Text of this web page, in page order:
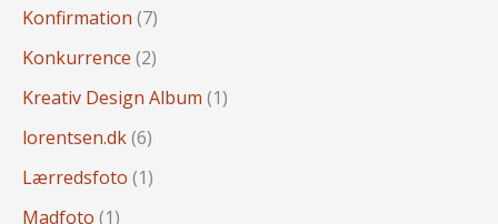
Konfirmation (7)
Konkurrence (2)
Kreativ Design Album (1)
lorentsen.dk(6)
Lærredsfoto (1)
Madfoto (1)